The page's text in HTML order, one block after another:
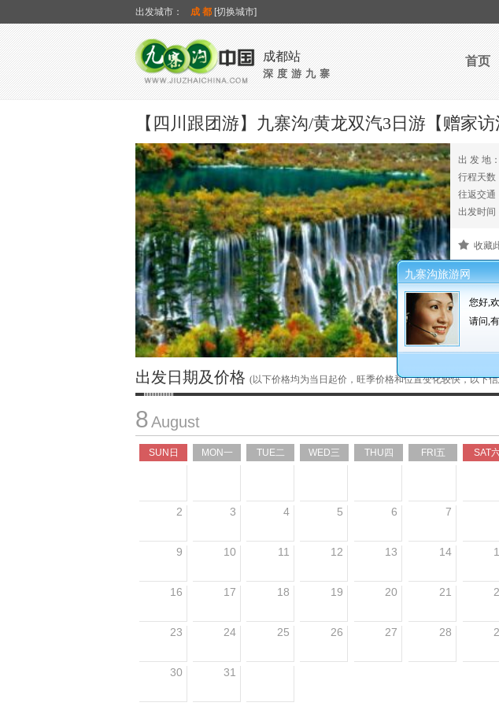
出发城市： 成都 [切换城市]
成都站
深度游九寨
首页
【四川跟团游】九寨沟/黄龙双汽3日游【赠家访
出 发 地
行程天数
往返交通
出发时间
收藏
产品编号
出发日期及价格 (以下价格均为当日起价，旺季价格和位置变化较快，以下
8August
SUN日 MON一 TUE二 WED三 THU四 FRI五 SAT
2 3 4 5 6 7
9 10 11 12 13 14
16 17 18 19 20 21
23 24 25 26 27 28
30 31
九寨沟旅游网
您好,
请问,